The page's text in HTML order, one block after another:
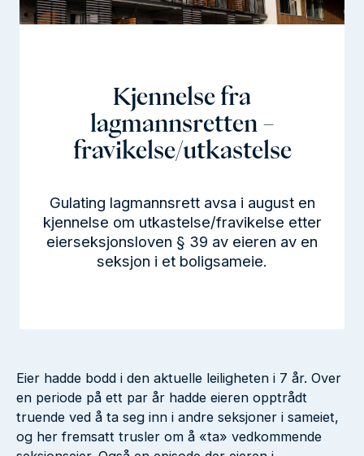
Kjennelse fra
lagmannsretten –
fravikelse/utkastelse
Gulating lagmannsrett avsa i august en
kjennelse om utkastelse/fravikelse etter
eierseksjonsloven § 39 av eieren av en
seksjon i et boligsameie.
Eier hadde bodd i den aktuelle leiligheten i 7 år. Over
en periode på ett par år hadde eieren opptrådt
truende ved å ta seg inn i andre seksjoner i sameiet,
og her fremsatt trusler om å «ta» vedkommende